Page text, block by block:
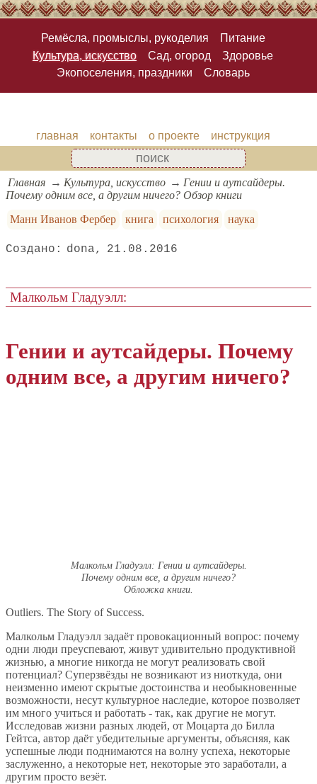
Ремёсла, промыслы, рукоделия
Питание
Культура, искусство
Сад, огород
Здоровье
Экопоселения, праздники
Словарь
главная контакты о проекте инструкция
Главная Культура, искусство
Гении и аутсайдеры.
Почему одним все, а другим ничего? Обзор книги
Манн Иванов Фербер
книга психология наука
dona 21.08.2016
Малкольм Гладуэлл:
Гении и аутсайдеры. Почему
одним все, а другим ничего?
Малкольм Гладуэлл: Гении и аутсайдеры.
Почему одним все, а другим ничего?
Обложка книги.
Outliers. The Story of Success.
Малкольм Гладуэлл задаёт провокационный вопрос: почему
одни люди преуспевают, живут удивительно продуктивной
жизнью, а многие никогда не могут реализовать свой
потенциал? Суперзвёзды не возникают из ниоткуда, они
неизменно имеют скрытые достоинства и необыкновенные
возможности, несут культурное наследие, которое позволяет
им много учиться и работать - так, как другие не могут.
Исследовав жизни разных людей, от Моцарта до Билла
Гейтса, автор даёт убедительные аргументы, объясняя, как
успешные люди поднимаются на волну успеха, некоторые
заслуженно, а некоторые нет, некоторые это заработали, а
другим просто везёт.